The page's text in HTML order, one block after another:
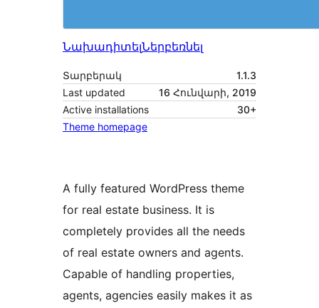
ՆախադիտելՆերբեռնել
Տարբերակ
1.1.3
Last updated
16 Հունվարի, 2019
Active installations
30+
Theme homepage
A fully featured WordPress theme
for real estate business. It is
completely provides all the needs
of real estate owners and agents.
Capable of handling properties,
agents, agencies easily makes it as